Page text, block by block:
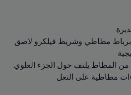
برباط مطاطي وشريط فيلكرو لاصق
المطاط يلتف حول الجزء العلوي
مطاطية على النعل